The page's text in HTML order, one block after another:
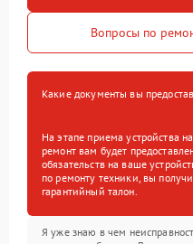
Вопросы по
Какие документы вы
На этапе приема устройства
ремонт вам будет
обязательств на ваше
по ремонту техники, вы
гарантийный талон.
Я уже знаю в чем